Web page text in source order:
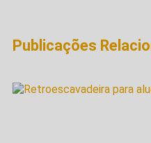
Publicações